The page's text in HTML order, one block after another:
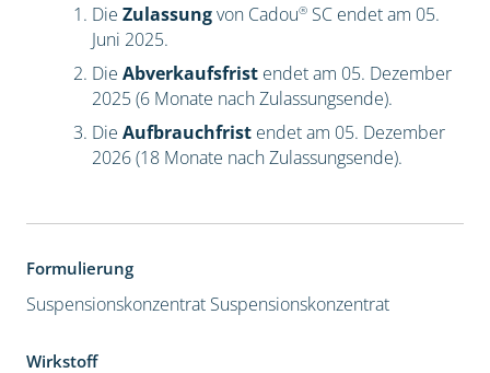
Die Zulassungvon Cadou®SC endet am 05.
Juni 2025.
Die Abverkaufsfristendet am 05. Dezember
2025 (6 Monate nach Zulassungsende).
Die Aufbrauchfristendet am 05. Dezember
2026 (18 Monate nach Zulassungsende).
Formulierung
Suspensionskonzentrat Suspensionskonzentrat
Wirkstoff